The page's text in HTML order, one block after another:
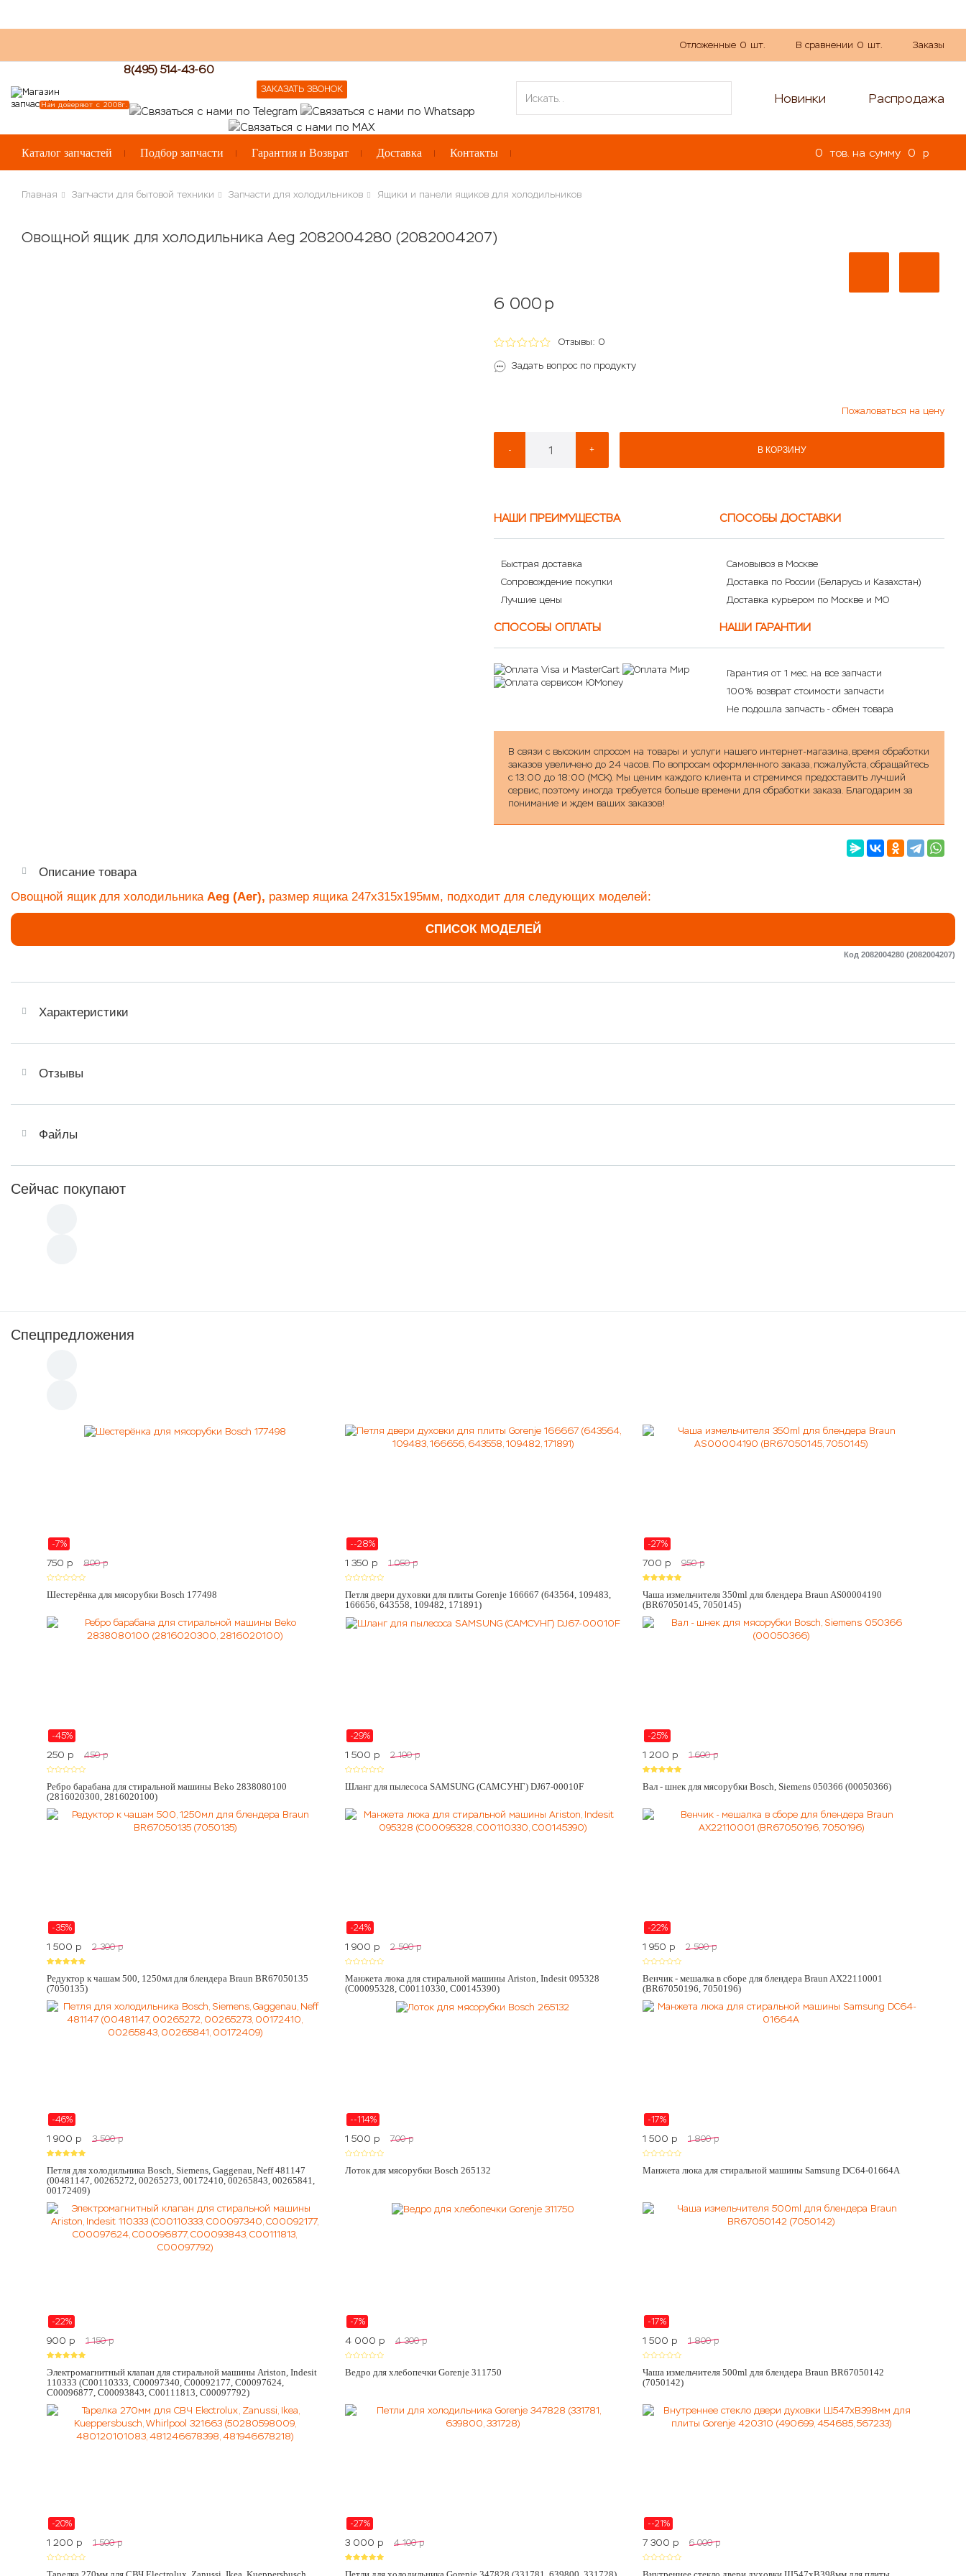
Отложенные 0 шт. В сравнении 0 шт. Заказы
Нам доверяют с 2008г.
8(495) 514-43-60
ЗАКАЗАТЬ ЗВОНОК
Новинки Распродажа
Каталог запчастей Подбор запчасти Гарантия и Возврат Доставка Контакты 0 тов. на сумму 0 p
Главная Запчасти для бытовой техники Запчасти для холодильников Ящики и панели ящиков для холодильников
Овощной ящик для холодильника Aeg 2082004280 (2082004207)
6 000 p
Отзывы: 0
Задать вопрос по продукту
Пожаловаться на цену
- + В КОРЗИНУ
НАШИ ПРЕИМУЩЕСТВА
Быстрая доставка
Сопровождение покупки
Лучшие цены
СПОСОБЫ ДОСТАВКИ
Самовывоз в Москве
Доставка по России (Беларусь и Казахстан)
Доставка курьером по Москве и МО
СПОСОБЫ ОПЛАТЫ НАШИ ГАРАНТИИ
Гарантия от 1 мес. на все запчасти
100% возврат стоимости запчасти
Не подошла запчасть - обмен товара
В связи с высоким спросом на товары и услуги нашего интернет-магазина, время обработки
заказов увеличено до 24 часов. По вопросам оформленного заказа, пожалуйста, обращайтесь
с 13:00 до 18:00 (МСК). Мы ценим каждого клиента и стремимся предоставить лучший
сервис, поэтому иногда требуется больше времени для обработки заказа. Благодарим за
понимание и ждем ваших заказов!
Описание товара
Овощной ящик для холодильника Aeg (Аег), размер ящика 247х315х195мм, подходит для следующих моделей:
СПИСОК МОДЕЛЕЙ
Код 2082004280 (2082004207)
Характеристики
Отзывы
Файлы
Сейчас покупают
Спецпредложения
-7%
750 p 800 p
Шестерёнка для мясорубки Bosch 177498
--28%
1 350 p 1 050 p
Петля двери духовки для плиты Gorenje 166667 (643564, 109483,
166656, 643558, 109482, 171891)
-27%
700 p 950 p
Чаша измельчителя 350ml для блендера Braun AS00004190
(BR67050145, 7050145)
-45%
250 p 450 p
Ребро барабана для стиральной машины Beko 2838080100
(2816020300, 2816020100)
-29%
1 500 p 2 100 p
Шланг для пылесоса SAMSUNG (САМСУНГ) DJ67-00010F
-25%
1 200 p 1 600 p
Вал - шнек для мясорубки Bosch, Siemens 050366 (00050366)
-35%
1 500 p 2 300 p
Редуктор к чашам 500, 1250мл для блендера Braun BR67050135
(7050135)
-24%
1 900 p 2 500 p
Манжета люка для стиральной машины Ariston, Indesit 095328
(C00095328, C00110330, C00145390)
-22%
1 950 p 2 500 p
Венчик - мешалка в сборе для блендера Braun AX22110001
(BR67050196, 7050196)
-46%
1 900 p 3 500 p
Петля для холодильника Bosch, Siemens, Gaggenau, Neff 481147
(00481147, 00265272, 00265273, 00172410, 00265843, 00265841,
00172409)
--114%
1 500 p 700 p
Лоток для мясорубки Bosch 265132
-17%
1 500 p 1 800 p
Манжета люка для стиральной машины Samsung DC64-01664A
-22%
900 p 1 150 p
Электромагнитный клапан для стиральной машины Ariston, Indesit
110333 (C00110333, C00097340, C00092177, C00097624,
C00096877, C00093843, C00111813, C00097792)
-7%
4 000 p 4 300 p
Ведро для хлебопечки Gorenje 311750
-17%
1 500 p 1 800 p
Чаша измельчителя 500ml для блендера Braun BR67050142
(7050142)
-20%
1 200 p 1 500 p
-27%
3 000 p 4 100 p
--21%
7 300 p 6 000 p